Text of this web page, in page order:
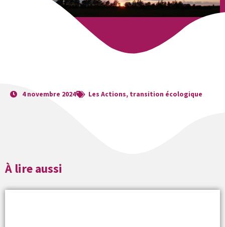
4 novembre 2024 Les Actions, transition écologique
À lire aussi